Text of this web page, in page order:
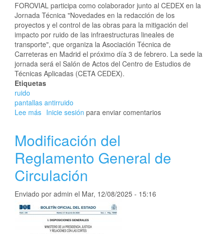
FOROVIAL participa como colaborador junto al CEDEX en la
Jornada Técnica "Novedades en la redacción de los
proyectos y el control de las obras para la mitigación del
impacto por ruido de las infraestructuras lineales de
transporte", que organiza la Asociación Técnica de
Carreteras en Madrid el próximo día 3 de febrero. La sede la
jornada será el Salón de Actos del Centro de Estudios de
Técnicas Aplicadas (CETA CEDEX).
Etiquetas
ruido
pantallas antirruido
Lee más sobre
en
la
Jornada
sobre
mitigación
ruido
de
ATC
Inicie sesión para enviar comentarios
Modificación del
Reglamento General de
Circulación
Enviado por admin el Mar, 12/08/2025 - 15:16